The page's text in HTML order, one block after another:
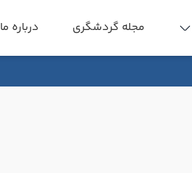
مجله گردشگری درباره ما